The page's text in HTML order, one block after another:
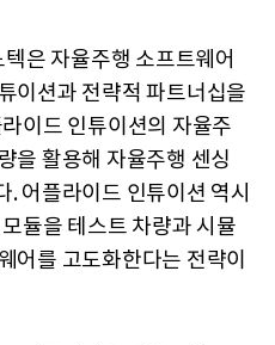
은 자율주행 소프트웨어
이션과 전략적 파트너십을
이드 인튜이션의 자율주
을 활용해 자율주행 센싱
어플라이드 인튜이션 역시
듈을 테스트 차량과 시뮬
어를 고도화한다는 전략이